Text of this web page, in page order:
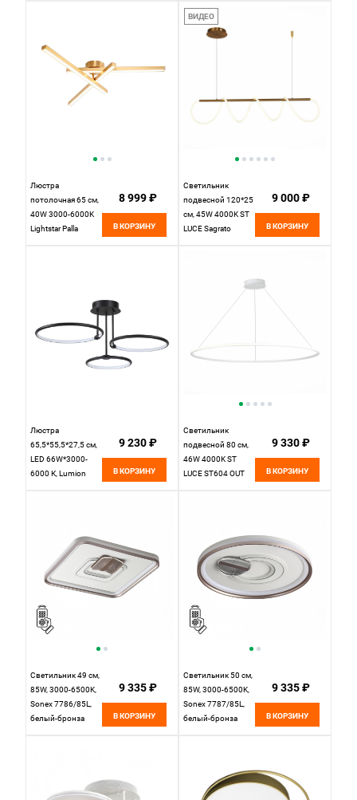
Люстра
потолочная 65 см,
40W 3000-6000K
Lightstar Palla
8 999 ₽
В КОРЗИНУ
ВИДЕО
Светильник
подвесной 120*25
см, 45W 4000K ST
LUCE Sagrato
9 000 ₽
В КОРЗИНУ
Люстра
65,5*55,5*27,5 см,
LED 66W*3000-
6000 К, Lumion
9 230 ₽
В КОРЗИНУ
Светильник
подвесной 80 см,
46W 4000K ST
LUCE ST604 OUT
9 330 ₽
В КОРЗИНУ
Светильник 49 см,
85W, 3000-6500K,
Sonex 7786/85L,
белый-бронза
9 335 ₽
В КОРЗИНУ
Светильник 50 см,
85W, 3000-6500K,
Sonex 7787/85L,
белый-бронза
9 335 ₽
В КОРЗИНУ